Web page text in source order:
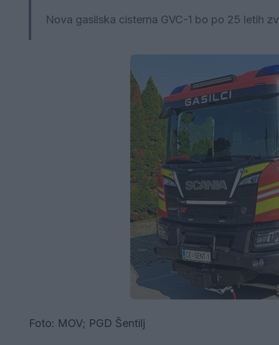
Nova gasilska cisterna GVC-1 bo po 25 letih
Foto: MOV; PGD Šentilj